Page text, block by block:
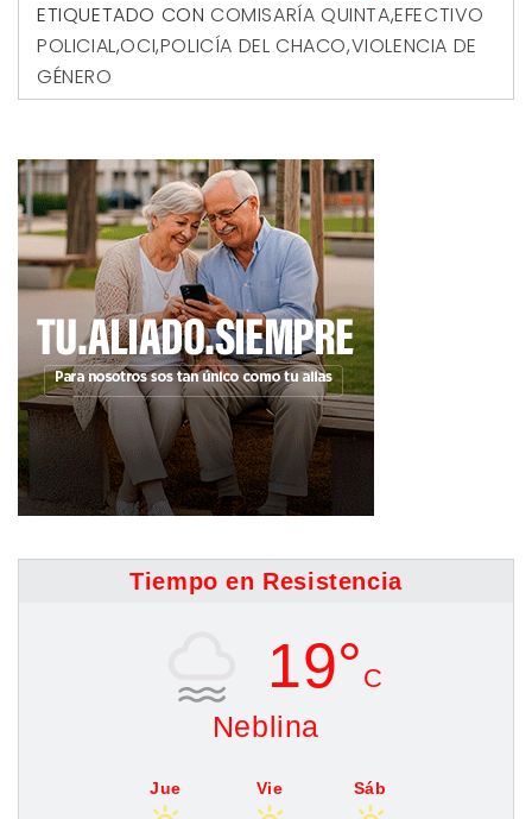
ETIQUETADO CON COMISARÍA QUINTA,EFECTIVO
POLICIAL,OCI,POLICÍA DEL CHACO,VIOLENCIA DE
GÉNERO
Tiempo en Resistencia
19° C
Neblina
Jue Vie Sáb